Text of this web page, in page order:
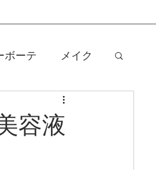
ボーテ メイク
クレンジング
容液